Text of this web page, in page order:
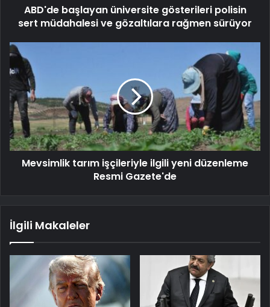
ABD'de başlayan üniversite gösterileri polisin
sert müdahalesi ve gözaltılara rağmen sürüyor
Mevsimlik tarım işçileriyle ilgili yeni düzenleme
Resmi Gazete'de
İlgili Makaleler